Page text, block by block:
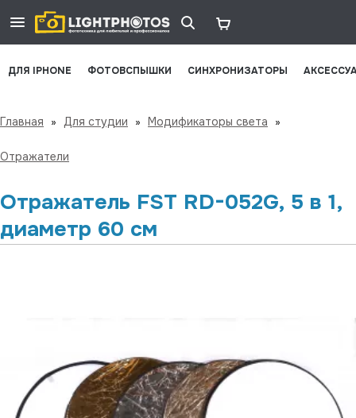
ДЛЯ IPHONE ФОТОВСПЫШКИ СИНХРОНИЗАТОРЫ
Главная » Для студии » Модификаторы света »
Отражатели
Отражатель FST RD-052G, 5 в 1,
диаметр 60 см